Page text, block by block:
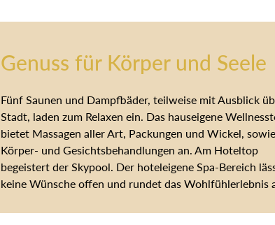
Genuss für Körper und Seele
Fünf Saunen und Dampfbäder, teilweise mit Ausblick
Stadt, laden zum Relaxen ein. Das hauseigene
bietet Massagen aller Art, Packungen und Wickel, sowie
Körper- und Gesichtsbehandlungen an. Am Hoteltop
begeistert der Skypool. Der hoteleigene Spa-Bereich
keine Wünsche offen und rundet das Wohlfühlerlebnis